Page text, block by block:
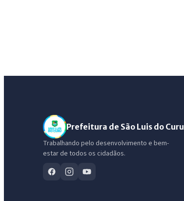
Prefeitura de São Luis do Curu
Trabalhando pelo desenvolvimento e bem-
estar de todos os cidadãos.